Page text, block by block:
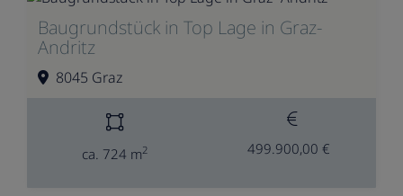
Baugrundstück in Top Lage in Graz-
Andritz
8045 Graz
ca. 724 m2 499.900,00 €